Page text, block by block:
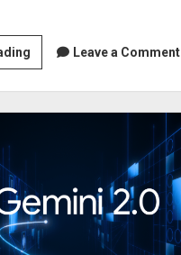
模
型
的
支
官
方
涨
价，
价，
极
客
Leave a Comment